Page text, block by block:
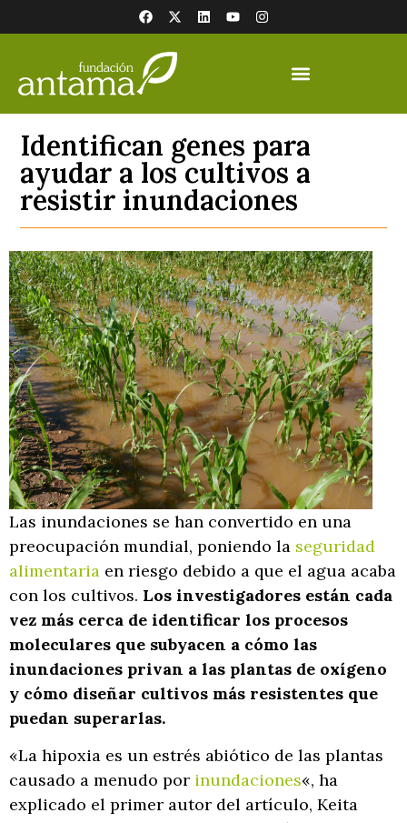
Identifican genes para
ayudar a los cultivos a
resistir inundaciones
Las inundaciones se han convertido en una
preocupación mundial, poniendo la seguridad
alimentaria en riesgo debido a que el agua acaba
con los cultivos. Los investigadores están cada
vez más cerca de identificar los procesos
moleculares que subyacen a cómo las
inundaciones privan a las plantas de oxígeno
y cómo diseñar cultivos más resistentes que
puedan superarlas.
«La hipoxia es un estrés abiótico de las plantas
causado a menudo por inundaciones«, ha
explicado el primer autor del artículo, Keita